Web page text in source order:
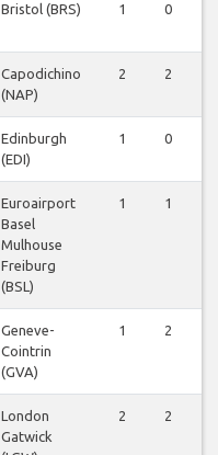
Bristol (BRS) 1 0
Capodichino
(NAP)
2 2
Edinburgh
(EDI)
1 0
Euroairport
Basel
Mulhouse
Freiburg
(BSL)
1 1
Geneve-
Cointrin
(GVA)
1 2
London
Gatwick
2 2